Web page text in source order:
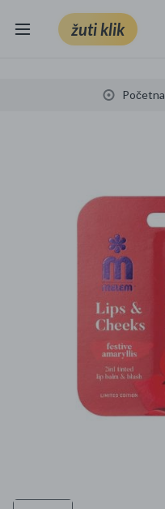
žuti klik
Klik supermarket
Sport i slobodno vrijeme
Ljepota i zdravlje
Mame i bebe
Kućanski aparati
Početna